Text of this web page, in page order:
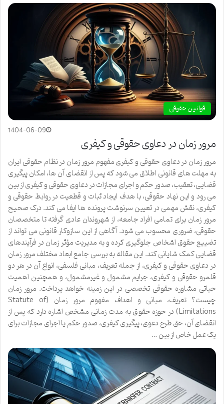
قوانین حقوقی
1404-06-09
مرور زمان در دعاوی حقوقی و کیفری
مرور زمان در دعاوی حقوقی و کیفری مفهوم مرور زمان در نظام حقوقی ایران
به مهلت های قانونی اطلاق می شود که پس از انقضای آن ها، امکان پیگیری
قضایی، تعقیب، صدور حکم و اجرای مجازات در دعاوی حقوقی و کیفری از بین
می رود و این نهاد حقوقی، با هدف ایجاد ثبات و قطعیت در روابط حقوقی و
کیفری، نقش مهمی در تعیین سرنوشت پرونده ها ایفا می کند. درک صحیح
مرور زمان برای تمامی افراد جامعه، از شهروندان عادی گرفته تا متخصصان
حقوقی، ضروری محسوب می شود. آگاهی از این سازوکار قانونی می تواند از
تضییع حقوق اشخاص جلوگیری کرده و به مدیریت مؤثر زمان در فرآیندهای
قضایی کمک شایانی کند. این مقاله به بررسی جامع ابعاد مختلف مرور زمان
در دعاوی حقوقی و کیفری، از جمله تعریف، مبانی فلسفی، انواع آن در هر دو
قلمرو حقوقی و کیفری، جرایم مشمول و غیرمشمول، و همچنین اهمیت
حیاتی مشاوره حقوقی تخصصی در این زمینه خواهد پرداخت. مرور زمان
چیست؟ تعریف، مبانی و اهداف مفهوم مرور زمان (Statute of
Limitations) در حوزه حقوق به مدت زمانی مشخص اشاره دارد که پس از
انقضای آن، حق طرح دعوی، پیگیری کیفری، صدور حکم یا اجرای مجازات برای
یک عمل خاص از بین …